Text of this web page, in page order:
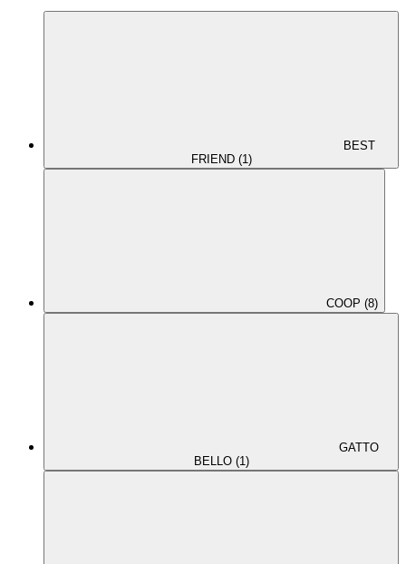
BEST
FRIEND (1)
COOP (8)
GATTO
BELLO (1)